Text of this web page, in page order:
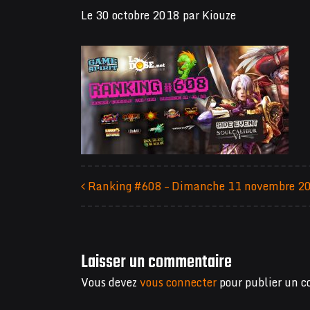
Le30 octobre 2018 parKiouze
Ranking #608 – Dimanche 11 novembre
Laisser un commentaire
Vous devezvous connecterpour publier un